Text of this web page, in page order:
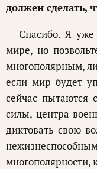
должен сделать,
— Спасибо. Я уже
мире, но
многополярным,
если мир будет
сейчас пытаются
силы, центра
диктовать свою
многополярности,